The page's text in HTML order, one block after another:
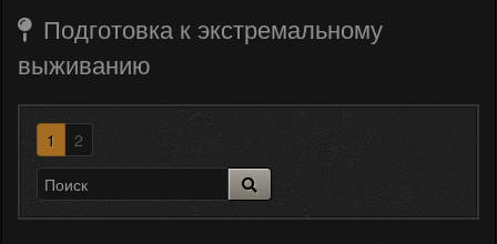
Подготовка к экстремальному
выживанию
1 2